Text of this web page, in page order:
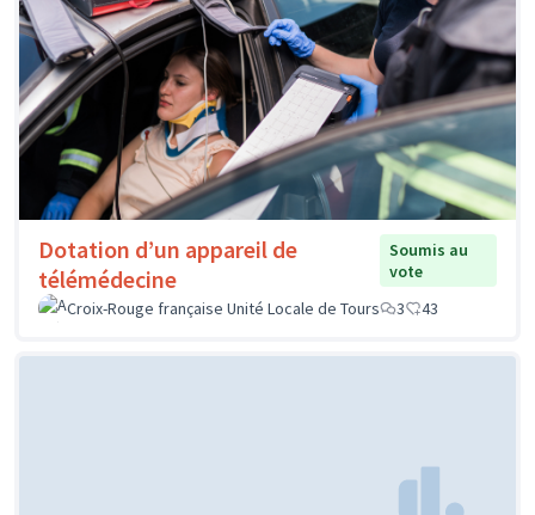
Dotation d’un appareil de
télémédecine
Soumis au
vote
Croix-Rouge française Unité Locale de Tours
3 43